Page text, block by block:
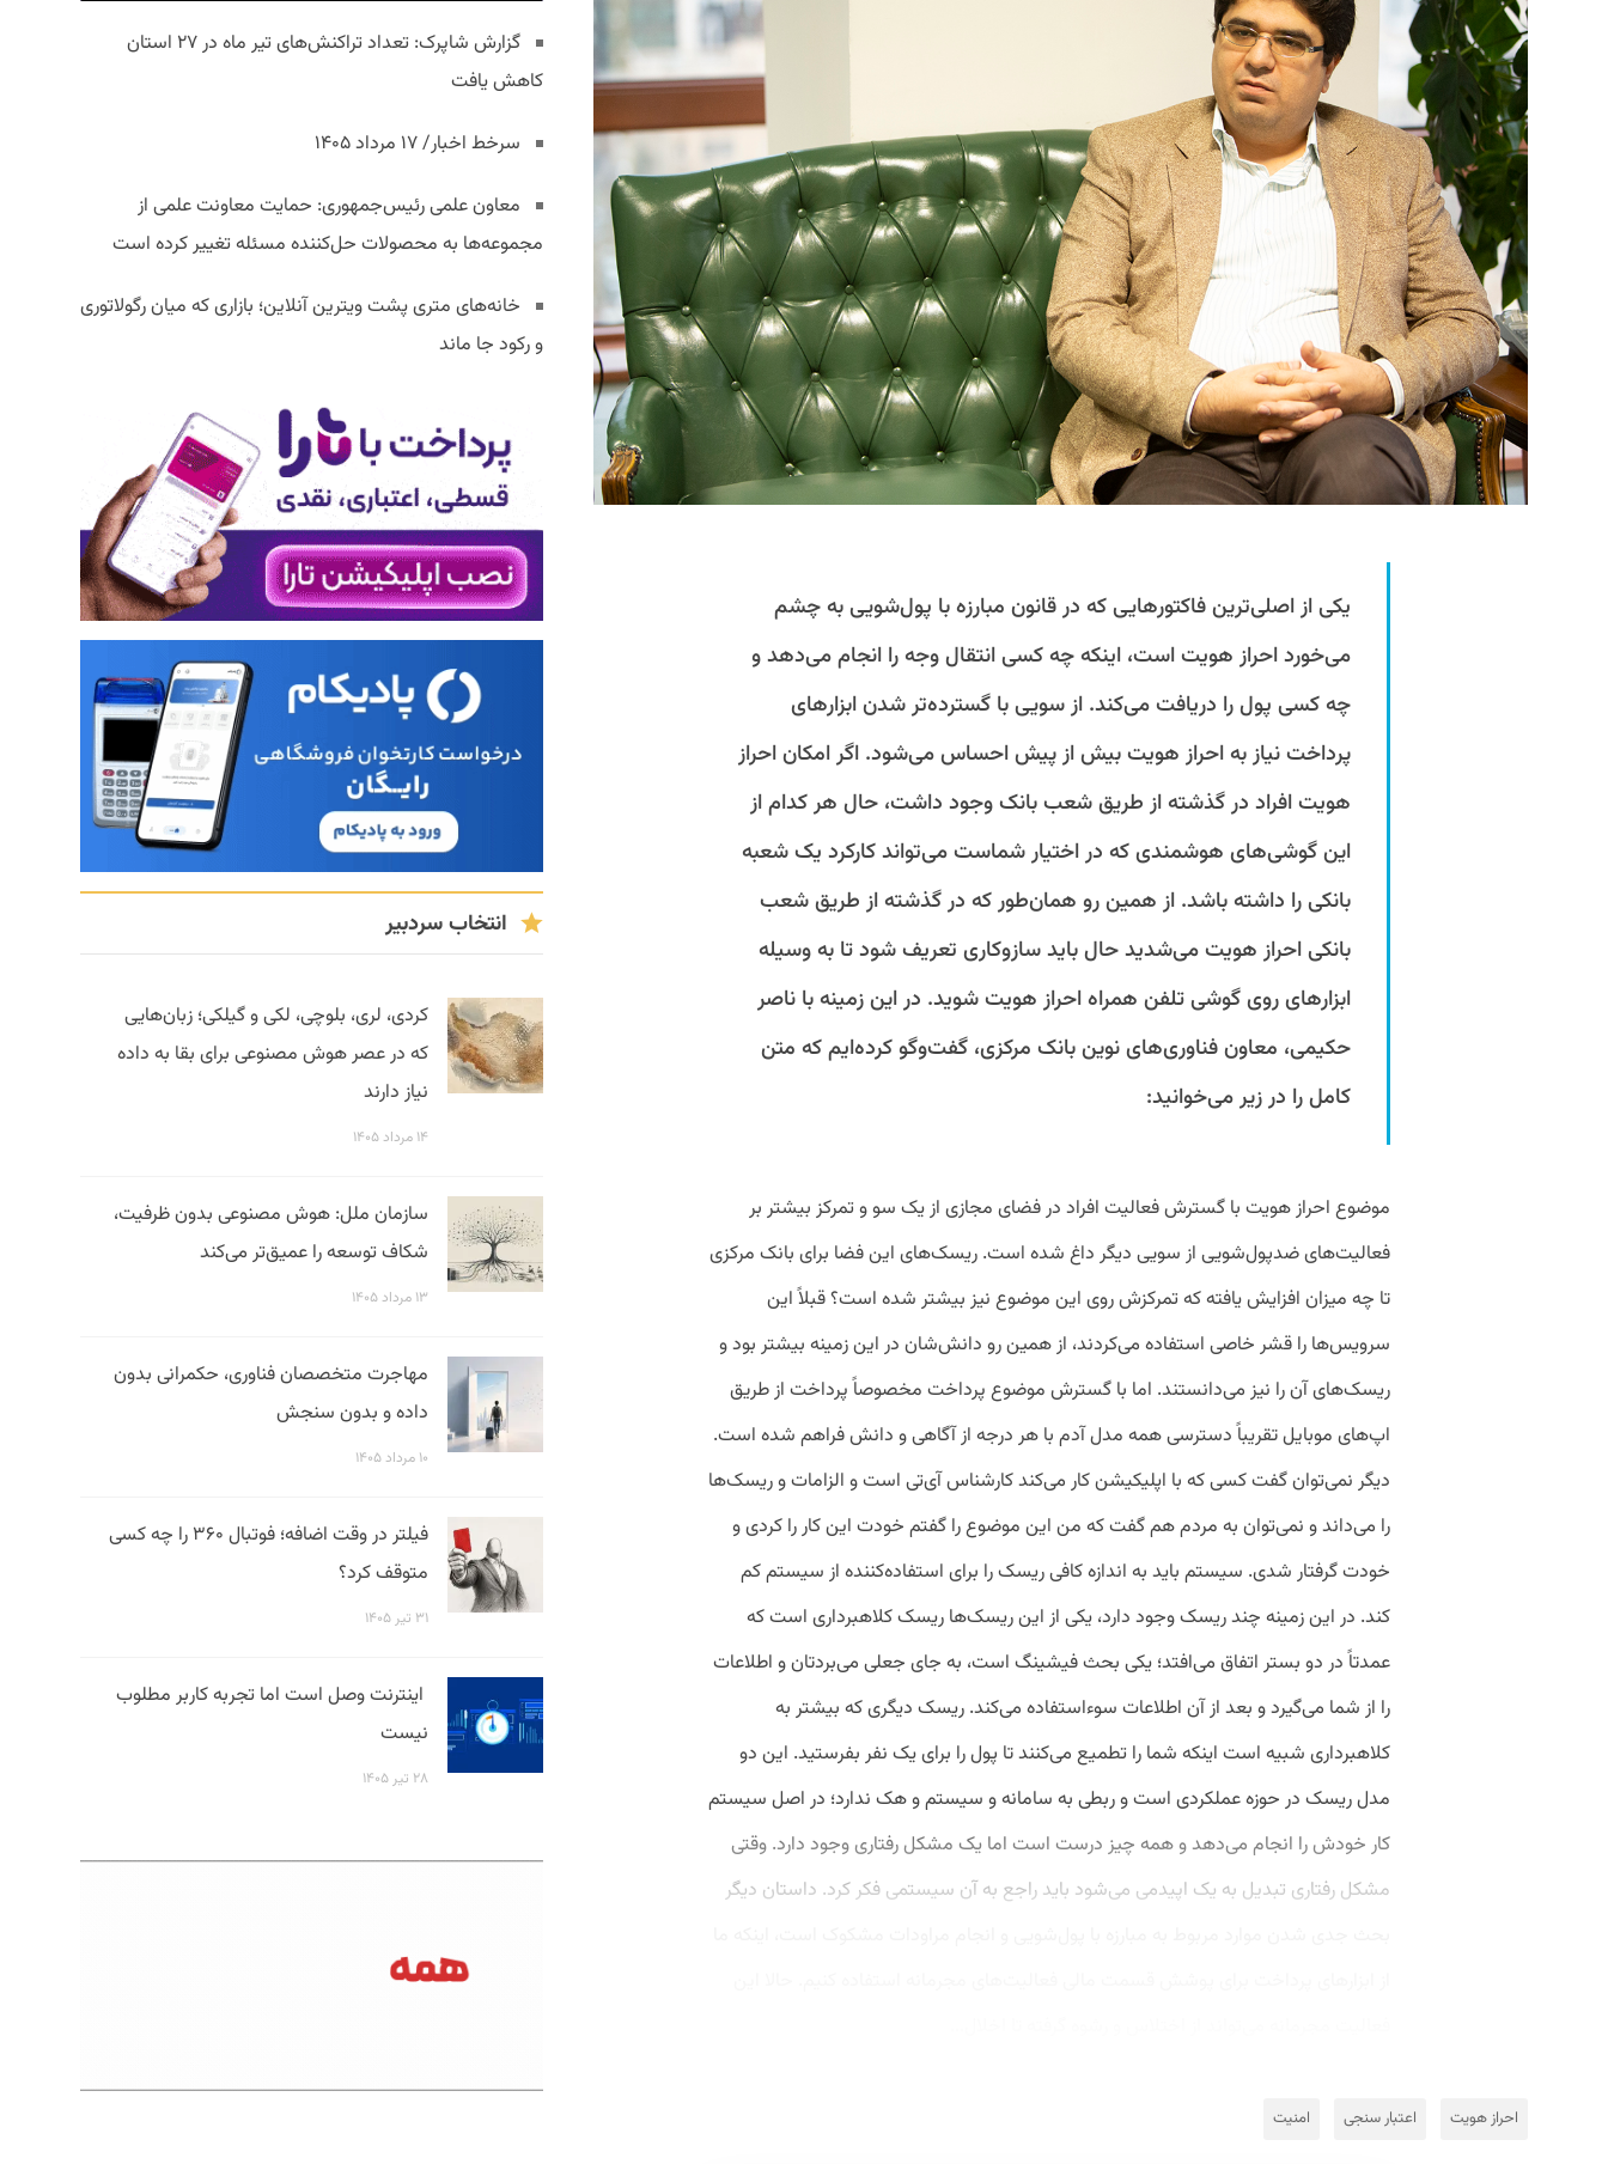
یکی از اصلی‌ترین فاکتورهایی که در قانون مبارزه با پول‌شویی به چشم
می‌خورد احراز هویت است، اینکه چه کسی انتقال وجه را انجام می‌دهد و
چه کسی پول را دریافت می‌کند. از سویی با گسترده‌تر شدن ابزارهای
پرداخت نیاز به احراز هویت بیش از پیش احساس می‌شود. اگر امکان احراز
هویت افراد در گذشته از طریق شعب بانک وجود داشت، حال هر کدام از
این گوشی‌های هوشمندی که در اختیار شماست می‌تواند کارکرد یک شعبه
بانکی را داشته باشد. از همین رو همان‌طور که در گذشته از طریق شعب
بانکی احراز هویت می‌شدید حال باید سازوکاری تعریف شود تا به وسیله
ابزارهای روی گوشی تلفن‌ همراه احراز هویت شوید. در این زمینه با ناصر
حکیمی، معاون فناوری‌های نوین بانک مرکزی، گفت‌وگو کرده‌ایم که متن
کامل را در زیر می‌خوانید:
موضوع احراز هویت با گسترش فعالیت افراد در فضای مجازی از یک سو و تمرکز بیشتر بر
فعالیت‌های ضدپول‌شویی از سویی دیگر داغ شده است. ریسک‌های این فضا برای بانک مرکزی
تا چه میزان افزایش یافته که تمرکزش روی این موضوع نیز بیشتر شده است؟ قبلاً این
سرویس‌ها را قشر خاصی استفاده می‌کردند، از همین رو دانش‌شان در این زمینه بیشتر بود و
ریسک‌های آن را نیز می‌دانستند. اما با گسترش موضوع پرداخت مخصوصاً پرداخت از طریق
اپ‌های موبایل تقریباً دسترسی همه مدل آدم با هر درجه از آگاهی و دانش فراهم شده است.
دیگر نمی‌توان گفت کسی که با اپلیکیشن کار می‌کند کارشناس آی‌تی است و الزامات و ریسک‌ها
را می‌داند و نمی‌توان به مردم هم گفت که من این موضوع را گفتم خودت این کار را کردی و
خودت گرفتار شدی. سیستم باید به اندازه کافی ریسک را برای استفاده‌کننده از سیستم کم
کند. در این زمینه چند ریسک وجود دارد، یکی از این ریسک‌ها ریسک کلاهبرداری است که
عمدتاً در دو بستر اتفاق می‌افتد؛ یکی بحث فیشینگ است، به جای جعلی می‌بردتان و اطلاعات
را از شما می‌گیرد و بعد از آن اطلاعات سوءاستفاده می‌کند. ریسک دیگری که بیشتر به
کلاهبرداری شبیه است اینکه شما را تطمیع می‌کنند تا پول را برای یک نفر بفرستید. این دو
مدل ریسک در حوزه عملکردی است و ربطی به سامانه و سیستم و هک ندارد؛ در اصل سیستم
کار خودش را انجام می‌دهد و همه چیز درست است اما یک مشکل رفتاری وجود دارد. وقتی
مشکل رفتاری تبدیل به یک اپیدمی می‌شود باید راجع به آن سیستمی فکر کرد. داستان دیگر
احراز هویت اعتبار سنجی امنیت
گزارش شاپرک: تعداد تراکنش‌های تیر ماه در ۲۷ استان‌
کاهش یافت
سرخط اخبار/ ۱۷ مرداد ۱۴۰۵
معاون علمی رئیس‌جمهوری: حمایت معاونت علمی از
مجموعه‌ها به محصولات حل‌کننده مسئله تغییر کرده است
خانه‌های متری پشت ویترین آنلاین؛ بازاری که میان رگولاتوری
و رکود جا ماند
انتخاب سردبیر
کردی، لری، بلوچی، لکی و گیلکی؛ زبان‌هایی
که در عصر هوش مصنوعی برای بقا به داده
نیاز دارند
۱۴ مرداد ۱۴۰۵
سازمان ملل: هوش مصنوعی بدون ظرفیت،
شکاف توسعه را عمیق‌تر می‌کند
۱۳ مرداد ۱۴۰۵
مهاجرت متخصصان فناوری، حکمرانی بدون
داده و بدون سنجش
۱۰ مرداد ۱۴۰۵
فیلتر در وقت اضافه؛ فوتبال ۳۶۰ را چه کسی
متوقف کرد؟
۳۱ تیر ۱۴۰۵
اینترنت وصل است اما تجربه کاربر مطلوب
نیست
۲۸ تیر ۱۴۰۵